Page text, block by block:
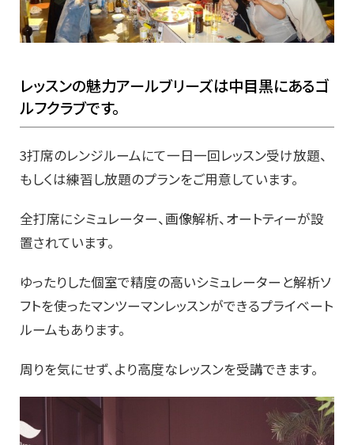
レッスンの魅力アールブリーズは中目黒にあるゴ
ルフクラブです。
3打席のレンジルームにて一日一回レッスン受け放題、
もしくは練習し放題のプランをご用意しています。
全打席にシミュレーター、画像解析、オートティーが設
置されています。
ゆったりした個室で精度の高いシミュレーターと解析ソ
フトを使ったマンツーマンレッスンができるプライベート
ルームもあります。
周りを気にせず、より高度なレッスンを受講できます。